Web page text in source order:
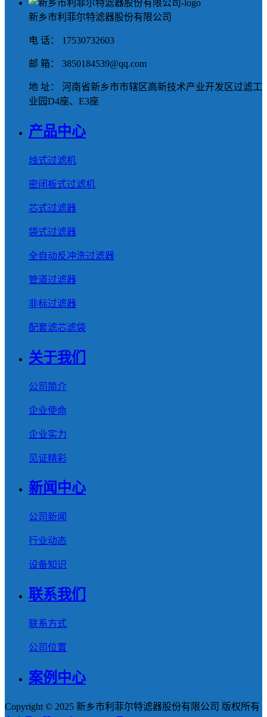
新乡市利菲尔特滤器股份有限公司
电 话： 17530732603
邮 箱： 3850184539@qq.com
地 址： 河南省新乡市市辖区高新技术产业开发区过滤工
业园D4座、E3座
产品中心
烛式过滤机
密闭板式过滤机
芯式过滤器
袋式过滤器
全自动反冲洗过滤器
管道过滤器
非标过滤器
配套滤芯滤袋
关于我们
公司简介
企业使命
企业实力
见证精彩
新闻中心
公司新闻
行业动态
设备知识
联系我们
联系方式
公司位置
案例中心
Copyright © 2025 新乡市利菲尔特滤器股份有限公司 版权所有